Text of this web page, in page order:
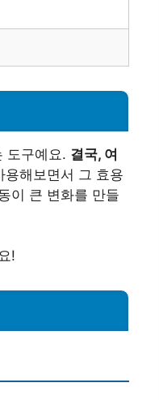
도구예요. 결국, 여
용해보면서 그 효용
이 큰 변화를 만들
!